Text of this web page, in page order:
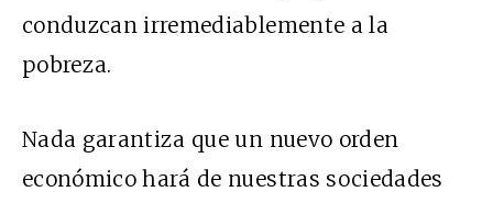
conduzcan irremediablemente a la
pobreza.
Nada garantiza que un nuevo orden
económico hará de nuestras sociedades